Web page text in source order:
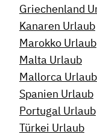
Griechenland
Kanaren Urlaub
Marokko Urlaub
Malta Urlaub
Mallorca Urlaub
Spanien Urlaub
Portugal Urlaub
Türkei Urlaub